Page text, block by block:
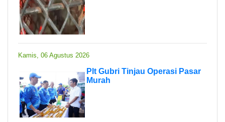
Kamis, 06 Agustus 2026
Plt Gubri Tinjau Operasi Pasar
Murah